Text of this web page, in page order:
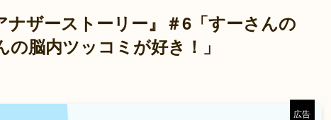
ナザーストーリー』＃6「すーさんの
脳内ツッコミが好き！」